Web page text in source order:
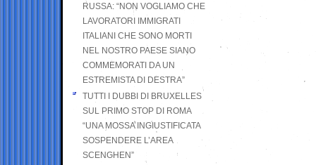
RUSSA: “NON VOGLIAMO CHE
LAVORATORI IMMIGRATI
ITALIANI CHE SONO MORTI
NEL NOSTRO PAESE SIANO
COMMEMORATI DA UN
ESTREMISTA DI DESTRA”
TUTTI I DUBBI DI BRUXELLES
SUL PRIMO STOP DI ROMA
“UNA MOSSA INGIUSTIFICATA
SOSPENDERE L’AREA
SCENGHEN”